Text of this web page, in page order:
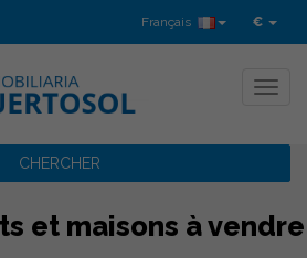
€
Français
CHERCHER
et maisons à vendre